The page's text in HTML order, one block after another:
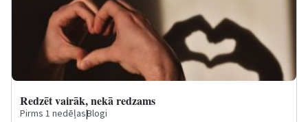
Redzēt vairāk, nekā redzams
Pirms 1 nedēļas|Blogi